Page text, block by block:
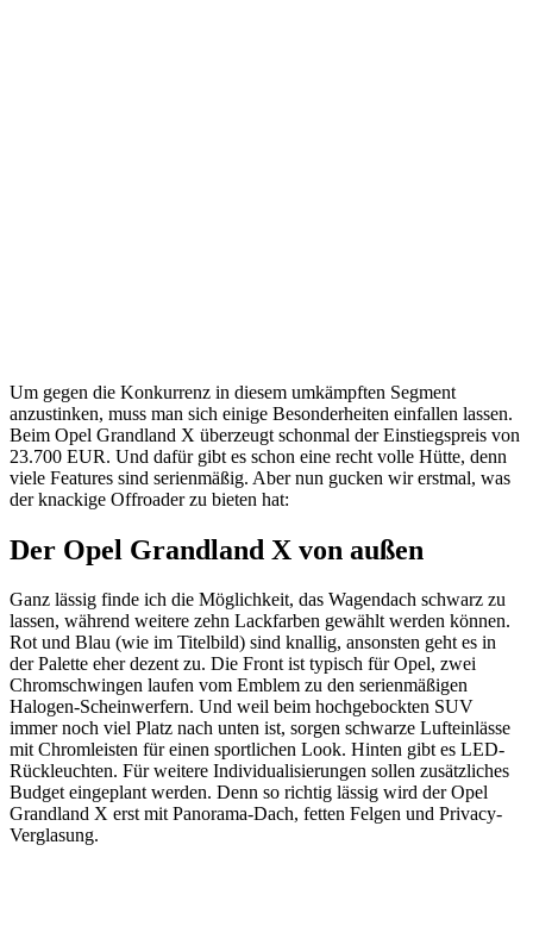
Um gegen die Konkurrenz in diesem umkämpften Segment
anzustinken, muss man sich einige Besonderheiten einfallen lassen.
Beim Opel Grandland X überzeugt schonmal der Einstiegspreis von
23.700 EUR. Und dafür gibt es schon eine recht volle Hütte, denn
viele Features sind serienmäßig. Aber nun gucken wir erstmal, was
der knackige Offroader zu bieten hat:
Der Opel Grandland X von außen
Ganz lässig finde ich die Möglichkeit, das Wagendach schwarz zu
lassen, während weitere zehn Lackfarben gewählt werden können.
Rot und Blau (wie im Titelbild) sind knallig, ansonsten geht es in
der Palette eher dezent zu. Die Front ist typisch für Opel, zwei
Chromschwingen laufen vom Emblem zu den serienmäßigen
Halogen-Scheinwerfern. Und weil beim hochgebockten SUV
immer noch viel Platz nach unten ist, sorgen schwarze Lufteinlässe
mit Chromleisten für einen sportlichen Look. Hinten gibt es LED-
Rückleuchten. Für weitere Individualisierungen sollen zusätzliches
Budget eingeplant werden. Denn so richtig lässig wird der Opel
Grandland X erst mit Panorama-Dach, fetten Felgen und Privacy-
Verglasung.